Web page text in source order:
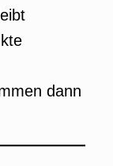
dann